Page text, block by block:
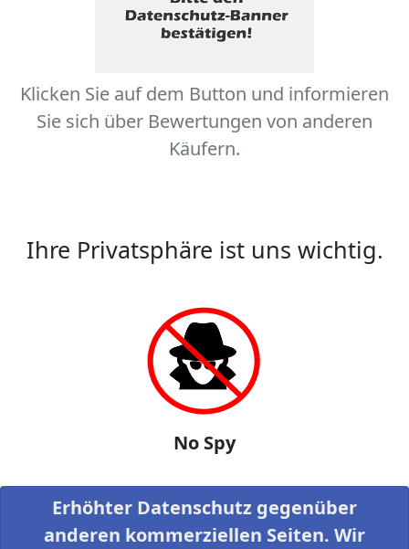
Klicken Sie auf dem Button und informieren
Sie sich über Bewertungen von anderen
Käufern.
Ihre Privatsphäre ist uns wichtig.
No Spy
Erhöhter Datenschutz gegenüber
anderen kommerziellen Seiten. Wir